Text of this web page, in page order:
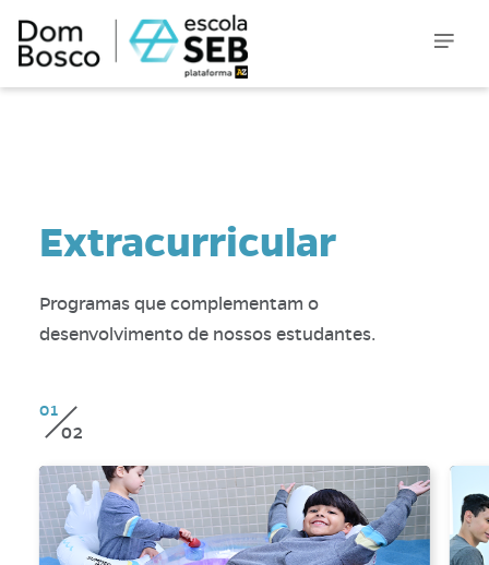
Extracurricular
Programas que complementam o
desenvolvimento de nossos estudantes.
01
02